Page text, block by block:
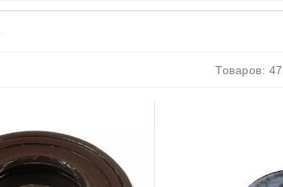
Товаров: 47.